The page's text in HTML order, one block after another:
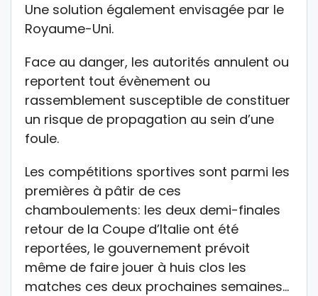
Une solution également envisagée par le
Royaume-Uni.
Face au danger, les autorités annulent ou
reportent tout évènement ou
rassemblement susceptible de constituer
un risque de propagation au sein d’une
foule.
Les compétitions sportives sont parmi les
premières à pâtir de ces
chamboulements: les deux demi-finales
retour de la Coupe d’Italie ont été
reportées, le gouvernement prévoit
même de faire jouer à huis clos les
matches ces deux prochaines semaines…